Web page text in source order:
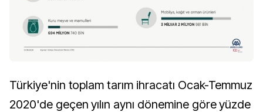
Türkiye'nin toplam tarım ihracatı Ocak-Temmuz
2020'de geçen yılın aynı dönemine göre yüzde